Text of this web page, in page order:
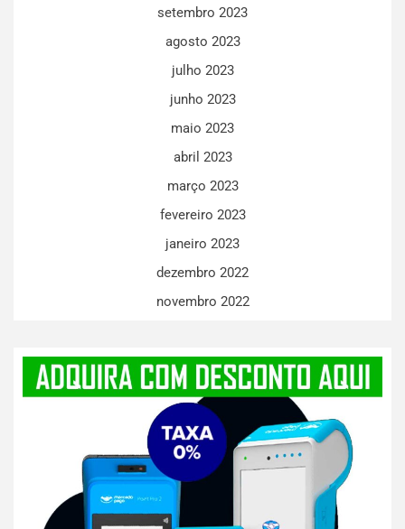
setembro 2023
agosto 2023
julho 2023
junho 2023
maio 2023
abril 2023
março 2023
fevereiro 2023
janeiro 2023
dezembro 2022
novembro 2022